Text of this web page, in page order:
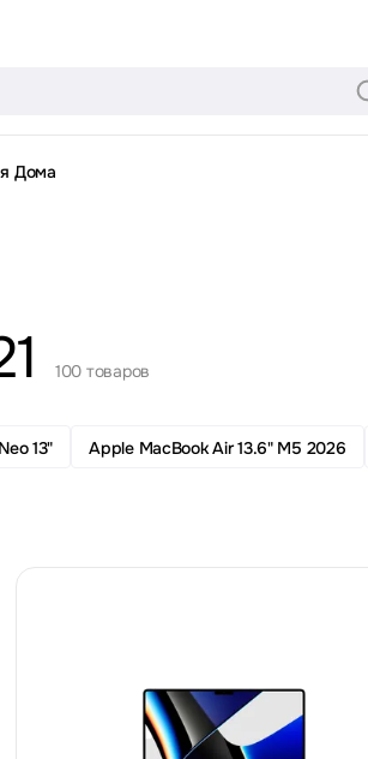
Дома
100 товаров
13" Apple MacBook Air 13.6" M5 2026